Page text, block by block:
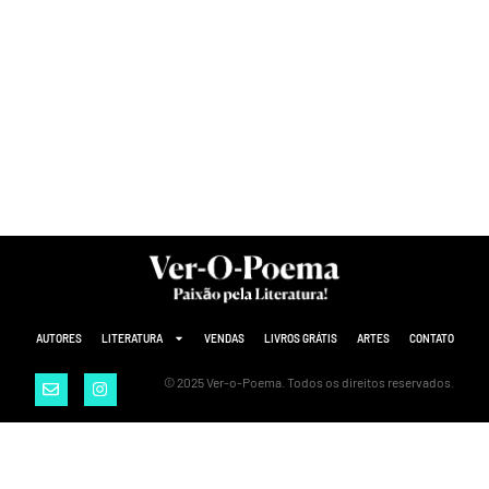
AUTORES LITERATURA VENDAS LIVROS GRÁTIS ARTES CONTATO
© 2025 Ver-o-Poema. Todos os direitos reservados.